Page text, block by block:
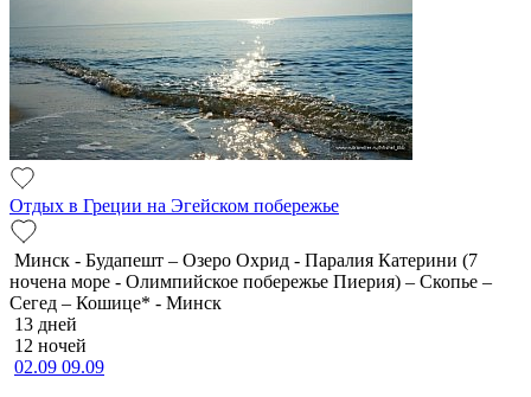
Отдых в Греции на Эгейском побережье
Минск - Будапешт – Озеро Охрид - Паралия Катерини (7
ночена море - Олимпийское побережье Пиерия) – Скопье –
Сегед – Кошице* - Минск
13 дней
12 ночей
02.09 09.09